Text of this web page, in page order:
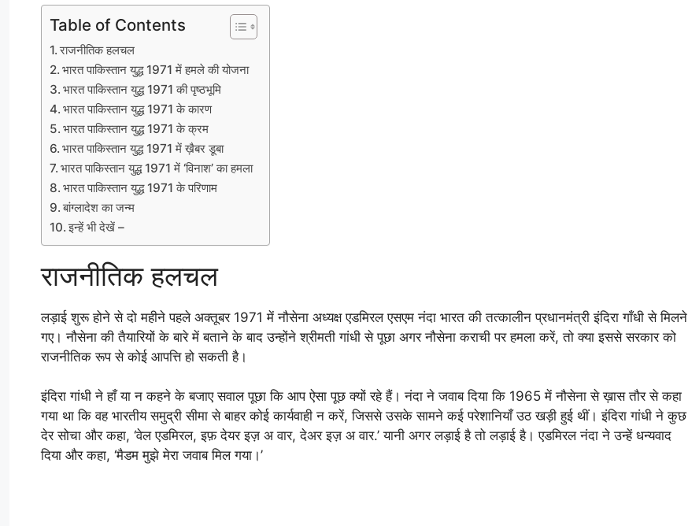
Table of Contents
राजनीतिक हलचल
भारत पाकिस्तान युद्ध 1971 में हमले की योजना
भारत पाकिस्तान युद्ध 1971 की पृष्ठभूमि
भारत पाकिस्तान युद्ध 1971 के कारण
भारत पाकिस्तान युद्ध 1971 के क्रम
भारत पाकिस्तान युद्ध 1971 में ख़ैबर डूबा
भारत पाकिस्तान युद्ध 1971 में ‘विनाश’ का हमला
भारत पाकिस्तान युद्ध 1971 के परिणाम
बांग्लादेश का जन्म
इन्हें भी देखें –
राजनीतिक हलचल
लड़ाई शुरू होने से दो महीने पहले अक्तूबर 1971 में नौसेना अध्यक्ष एडमिरल एसएम नंदा भारत की तत्कालीन प्रधानमंत्री इंदिरा गाँधी से मिलने
गए। नौसेना की तैयारियों के बारे में बताने के बाद उन्होंने श्रीमती गांधी से पूछा अगर नौसेना कराची पर हमला करें, तो क्या इससे सरकार को
राजनीतिक रूप से कोई आपत्ति हो सकती है।
इंदिरा गांधी ने हाँ या न कहने के बजाए सवाल पूछा कि आप ऐसा पूछ क्यों रहे हैं। नंदा ने जवाब दिया कि 1965 में नौसेना से ख़ास तौर से कहा
गया था कि वह भारतीय समुद्री सीमा से बाहर कोई कार्यवाही न करें, जिससे उसके सामने कई परेशानियाँ उठ खड़ी हुई थीं। इंदिरा गांधी ने कुछ
देर सोचा और कहा, ‘वेल एडमिरल, इफ़ देयर इज़ अ वार, देअर इज़ अ वार.’ यानी अगर लड़ाई है तो लड़ाई है। एडमिरल नंदा ने उन्हें धन्यवाद
दिया और कहा, ‘मैडम मुझे मेरा जवाब मिल गया।’